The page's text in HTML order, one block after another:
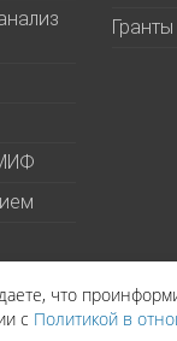
что
с Политикой в